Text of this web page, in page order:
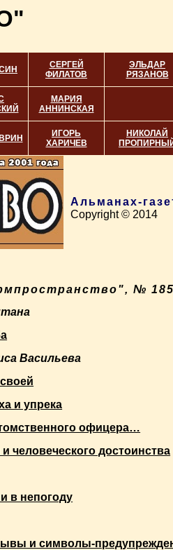
СЕРГЕЙ
ФИЛАТОВ
ЭЛЬДАР
РЯЗАНОВ
МАРИЯ
АННИНСКАЯ
ИГОРЬ
ХАРИЧЕВ
НИКОЛАЙ
Альманах-
Copyright © 2014
№
Васильева
и упрека
офицера…
человеческого достоинства
в непогоду
и символы-